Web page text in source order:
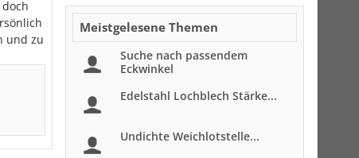
und zu
Meistgelesene Themen
Suche nach passendem
Eckwinkel
Edelstahl Lochblech Stärke...
Undichte Weichlotstelle...